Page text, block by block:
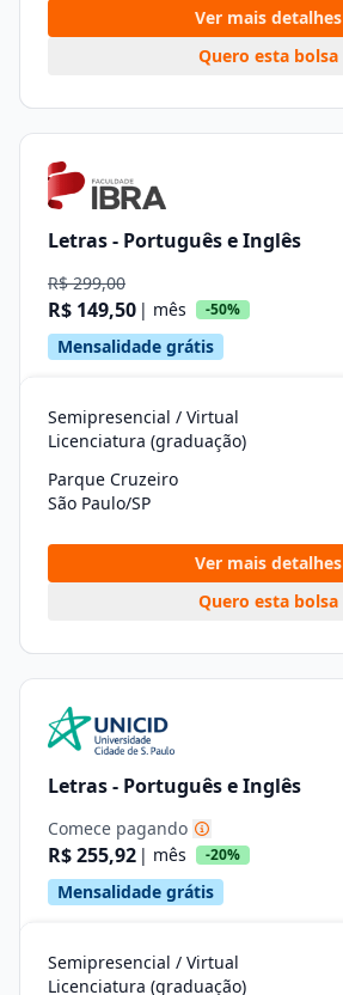
Ver mais detalhes
Quero esta bolsa
Letras - Português e Inglês
R$ 299,00
R$ 149,50 | mês -50%
Mensalidade grátis
Semipresencial / Virtual
Licenciatura (graduação)
Parque Cruzeiro
São Paulo/SP
Ver mais detalhes
Quero esta bolsa
Letras - Português e Inglês
Comece pagando
R$ 255,92 | mês -20%
Mensalidade grátis
Semipresencial / Virtual
Licenciatura (graduação)